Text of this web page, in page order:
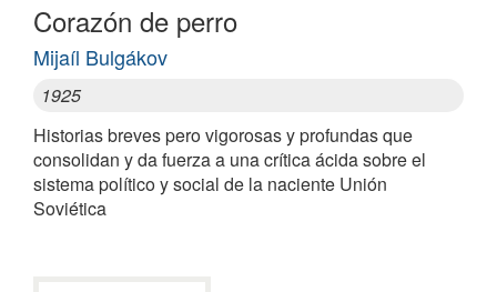
Corazón de perro
Mijaíl Bulgákov
1925
Historias breves pero vigorosas y profundas que
consolidan y da fuerza a una crítica ácida sobre el
sistema político y social de la naciente Unión
Soviética